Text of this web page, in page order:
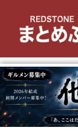
キ
ッ
プ